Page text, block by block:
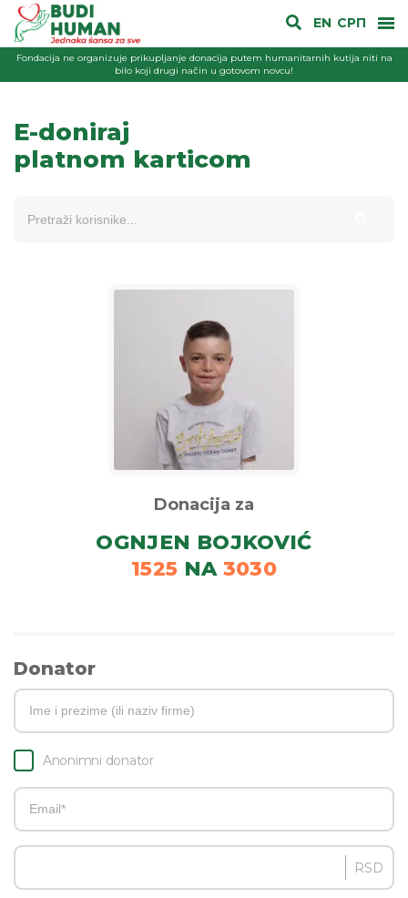
EN СРП
Fondacija ne organizuje prikupljanje donacija putem humanitarnih kutija niti na
bilo koji drugi način u gotovom novcu!
E-doniraj
platnom karticom
Donacija za
OGNJEN BOJKOVIĆ
1525 NA 3030
Donator
Anonimni donator
RSD